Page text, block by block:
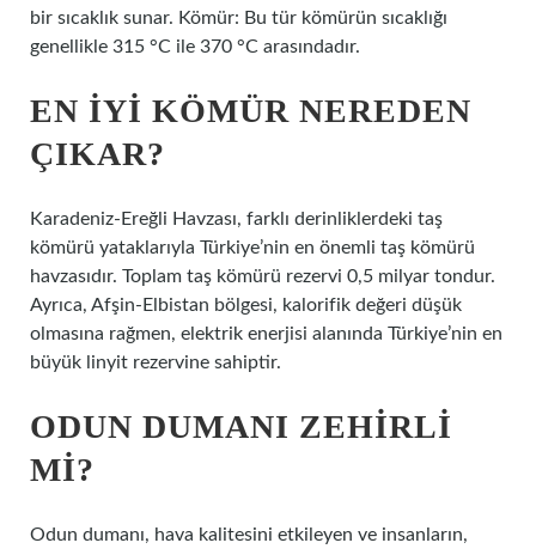
bir sıcaklık sunar. Kömür: Bu tür kömürün sıcaklığı
genellikle 315 °C ile 370 °C arasındadır.
EN IYI KÖMÜR NEREDEN
ÇIKAR?
Karadeniz-Ereğli Havzası, farklı derinliklerdeki taş
kömürü yataklarıyla Türkiye’nin en önemli taş kömürü
havzasıdır. Toplam taş kömürü rezervi 0,5 milyar tondur.
Ayrıca, Afşin-Elbistan bölgesi, kalorifik değeri düşük
olmasına rağmen, elektrik enerjisi alanında Türkiye’nin en
büyük linyit rezervine sahiptir.
ODUN DUMANI ZEHIRLI
MI?
Odun dumanı, hava kalitesini etkileyen ve insanların,